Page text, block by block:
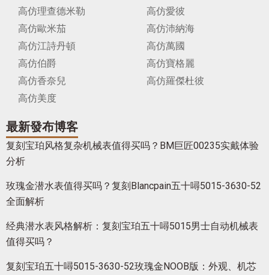
高仿理查德米勒
高仿愛彼
高仿歐米茄
高仿沛納海
高仿江詩丹頓
高仿萬國
高仿伯爵
高仿寶格麗
高仿香奈兒
高仿羅傑杜彼
高仿美度
最新發布博客
复刻宝珀风格复杂机械表值得买吗？BM巨匠00235实戴体验
分析
玫瑰金潜水表值得买吗？复刻Blancpain五十噚5015-3630-52
全面解析
经典潜水表风格解析：复刻宝珀五十噚5015男士自动机械表
值得买吗？
复刻宝珀五十噚5015-3630-52玫瑰金NOOB版：外观、机芯